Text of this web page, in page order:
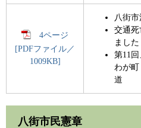
4ページ
[PDFファイル／
1009KB]
八街
交通死
ました
第11
わが
道
八街市民憲章